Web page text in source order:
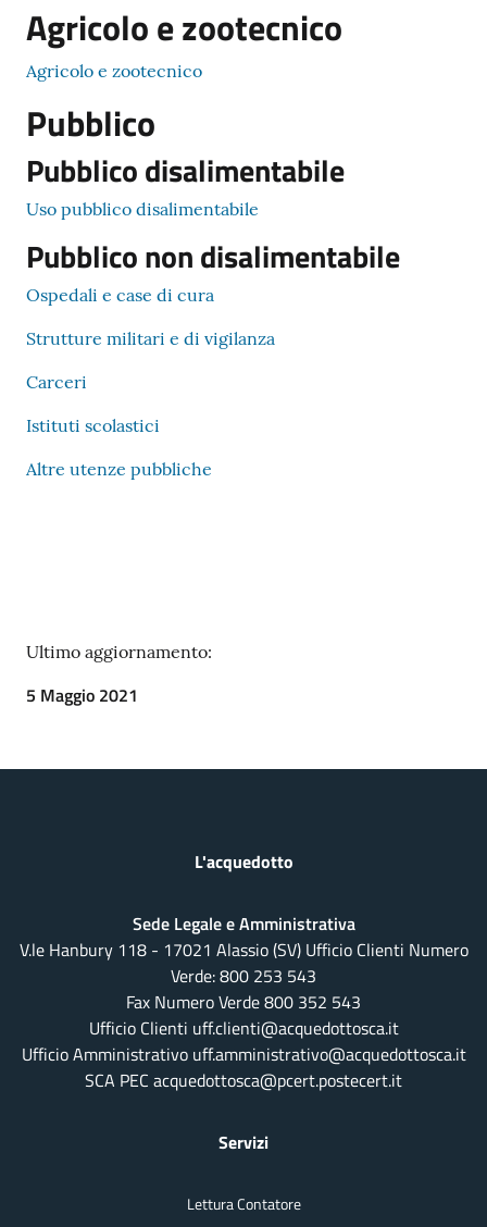
Agricolo e zootecnico
Agricolo e zootecnico
Pubblico
Pubblico disalimentabile
Uso pubblico disalimentabile
Pubblico non disalimentabile
Ospedali e case di cura
Strutture militari e di vigilanza
Carceri
Istituti scolastici
Altre utenze pubbliche
Ultimo aggiornamento:
5 Maggio 2021
L'acquedotto
Sede Legale e Amministrativa
V.le Hanbury 118 - 17021 Alassio (SV) Ufficio Clienti Numero
Verde:800 253 543
Fax Numero Verde 800 352 543
Ufficio Clienti uff.clienti@acquedottosca.it
Ufficio Amministrativo uff.amministrativo@acquedottosca.it
SCA PEC acquedottosca@pcert.postecert.it
Servizi
Lettura Contatore